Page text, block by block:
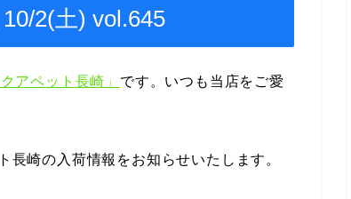
2(土) vol.645
クアペット長崎」 です。いつも当店をご愛
崎の入荷情報をお知らせいたします。